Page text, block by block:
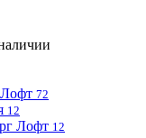
72
12
Лофт 12